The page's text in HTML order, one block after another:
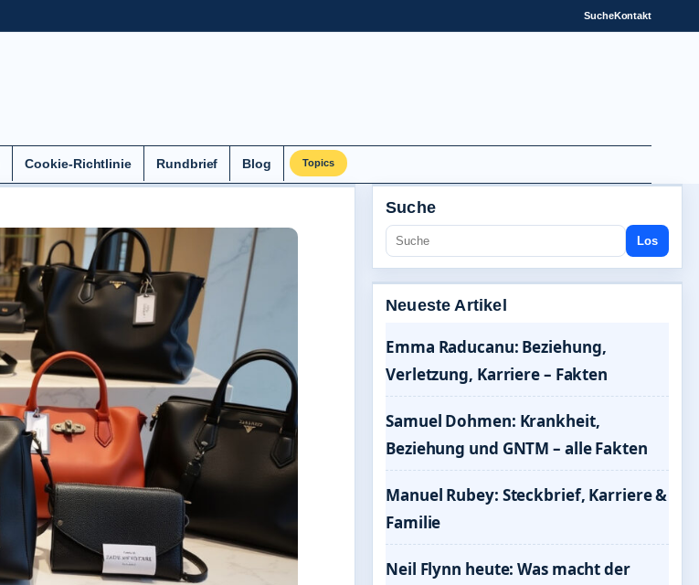
SucheKontakt
Cookie-Richtlinie Rundbrief Blog Topics
Suche
Los
Neueste Artikel
Emma Raducanu: Beziehung,
Verletzung, Karriere – Fakten
Samuel Dohmen: Krankheit,
Beziehung und GNTM – alle Fakten
Manuel Rubey: Steckbrief, Karriere &
Familie
Neil Flynn heute: Was macht der